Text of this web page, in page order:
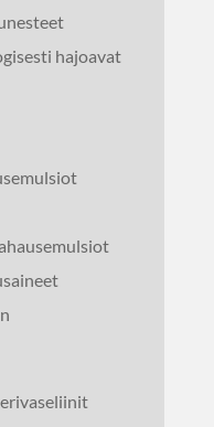
hajoavat